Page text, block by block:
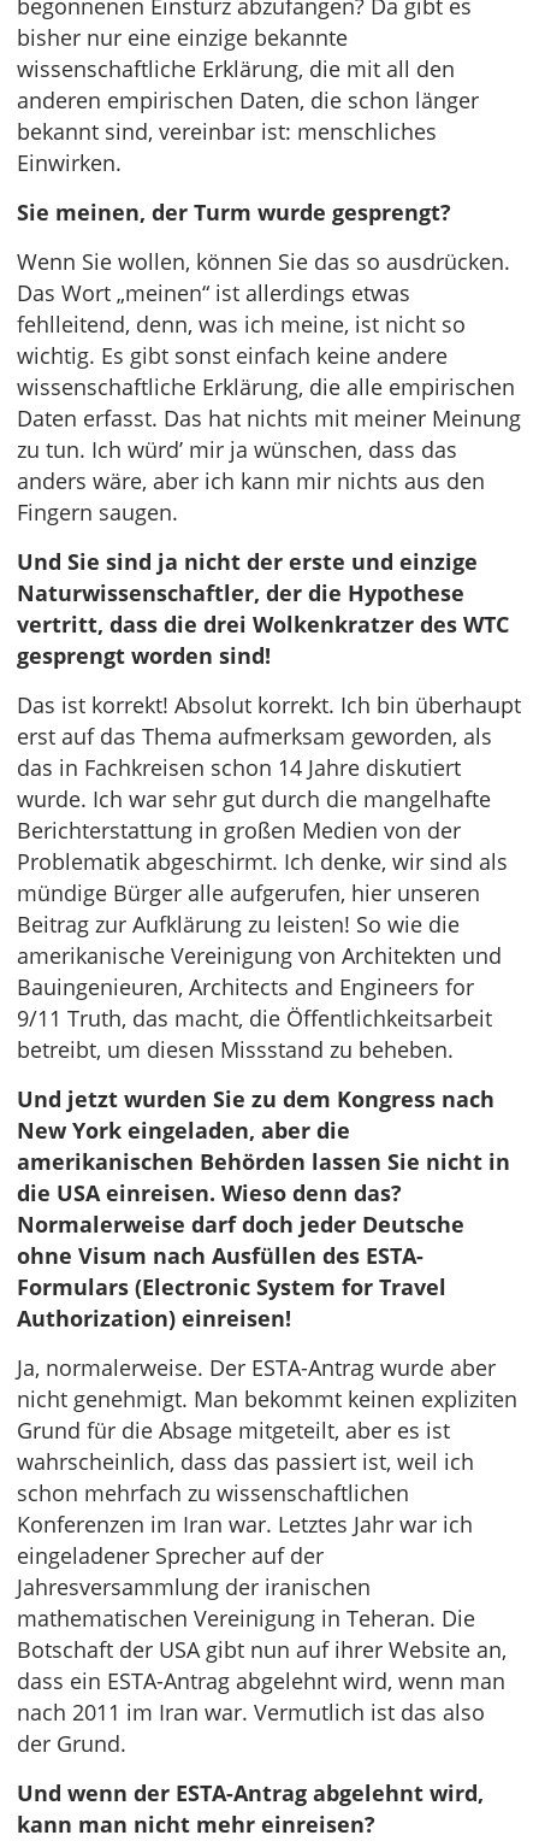
begonnenen Einsturz abzufangen? Da gibt es
bisher nur eine einzige bekannte
wissenschaftliche Erklärung, die mit all den
anderen empirischen Daten, die schon länger
bekannt sind, vereinbar ist: menschliches
Einwirken.
Sie meinen, der Turm wurde gesprengt?
Wenn Sie wollen, können Sie das so ausdrücken.
Das Wort „meinen“ ist allerdings etwas
fehlleitend, denn, was ich meine, ist nicht so
wichtig. Es gibt sonst einfach keine andere
wissenschaftliche Erklärung, die alle empirischen
Daten erfasst. Das hat nichts mit meiner Meinung
zu tun. Ich würd’ mir ja wünschen, dass das
anders wäre, aber ich kann mir nichts aus den
Fingern saugen.
Und Sie sind ja nicht der erste und einzige
Naturwissenschaftler, der die Hypothese
vertritt, dass die drei Wolkenkratzer des WTC
gesprengt worden sind!
Das ist korrekt! Absolut korrekt. Ich bin überhaupt
erst auf das Thema aufmerksam geworden, als
das in Fachkreisen schon 14 Jahre diskutiert
wurde. Ich war sehr gut durch die mangelhafte
Berichterstattung in großen Medien von der
Problematik abgeschirmt. Ich denke, wir sind als
mündige Bürger alle aufgerufen, hier unseren
Beitrag zur Aufklärung zu leisten! So wie die
amerikanische Vereinigung von Architekten und
Bauingenieuren, Architects and Engineers for
9/11 Truth, das macht, die Öffentlichkeitsarbeit
betreibt, um diesen Missstand zu beheben.
Und jetzt wurden Sie zu dem Kongress nach
New York eingeladen, aber die
amerikanischen Behörden lassen Sie nicht in
die USA einreisen. Wieso denn das?
Normalerweise darf doch jeder Deutsche
ohne Visum nach Ausfüllen des ESTA-
Formulars (Electronic System for Travel
Authorization) einreisen!
Ja, normalerweise. Der ESTA-Antrag wurde aber
nicht genehmigt. Man bekommt keinen expliziten
Grund für die Absage mitgeteilt, aber es ist
wahrscheinlich, dass das passiert ist, weil ich
schon mehrfach zu wissenschaftlichen
Konferenzen im Iran war. Letztes Jahr war ich
eingeladener Sprecher auf der
Jahresversammlung der iranischen
mathematischen Vereinigung in Teheran. Die
Botschaft der USA gibt nun auf ihrer Website an,
dass ein ESTA-Antrag abgelehnt wird, wenn man
nach 2011 im Iran war. Vermutlich ist das also
der Grund.
Und wenn der ESTA-Antrag abgelehnt wird,
kann man nicht mehr einreisen?